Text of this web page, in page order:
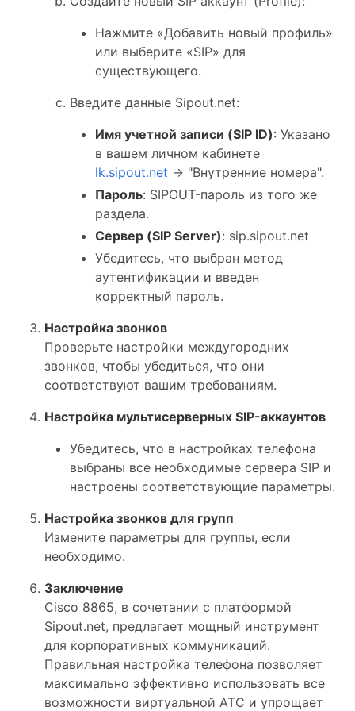
Нажмите «Добавить новый профиль»
или выберите «SIP» для
существующего.
Введите данные Sipout.net:
Имя учетной записи (SIP ID): Указано
в вашем личном кабинете
lk.sipout.net -> "Внутренние номера".
Пароль: SIPOUT-пароль из того же
раздела.
Сервер (SIP Server): sip.sipout.net
Убедитесь, что выбран метод
аутентификации и введен
корректный пароль.
Настройка звонков
Проверьте настройки междугородних
звонков, чтобы убедиться, что они
соответствуют вашим требованиям.
Настройка мультисерверных SIP-аккаунтов
Убедитесь, что в настройках телефона
выбраны все необходимые сервера SIP и
настроены соответствующие параметры.
Настройка звонков для групп
Измените параметры для группы, если
необходимо.
Заключение
Cisco 8865, в сочетании с платформой
Sipout.net, предлагает мощный инструмент
для корпоративных коммуникаций.
Правильная настройка телефона позволяет
максимально эффективно использовать все
возможности виртуальной АТС и упрощает